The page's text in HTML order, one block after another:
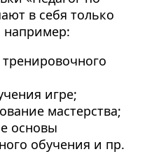
в себя только
например:
игре;
мастерства;
основы
обучения и пр.